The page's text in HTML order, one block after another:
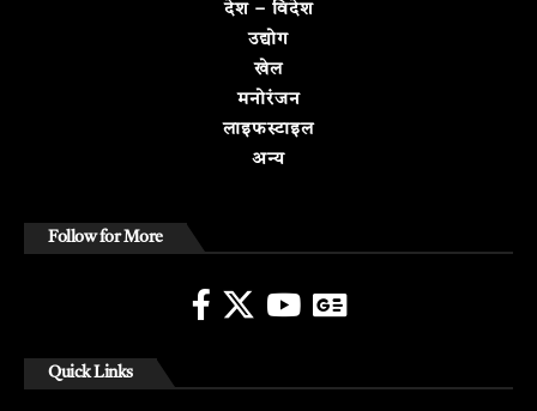
देश – विदेश
उद्योग
खेल
मनोरंजन
लाइफस्टाइल
अन्य
Follow for More
Quick Links